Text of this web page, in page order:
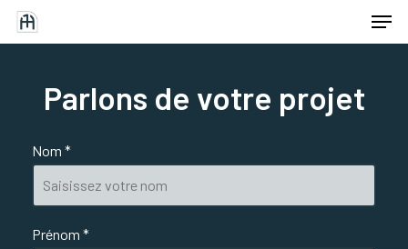
Skip
content
Menu
Parlons de votre projet
Nom *
Prénom *